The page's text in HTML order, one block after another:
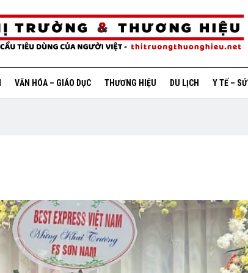
VĂN HÓA – GIÁO DỤC THƯƠNG HIỆU DU LỊCH Y TẾ –